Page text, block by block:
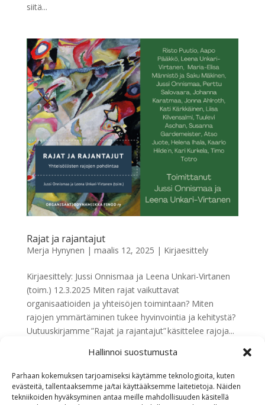
Hallinnoi suostumusta
Parhaan kokemuksen tarjoamiseksi käytämme teknologioita, kuten
evästeitä, tallentaaksemme ja/tai käyttääksemme laitetietoja. Näiden
tekniikoiden hyväksyminen antaa meille mahdollisuuden käsitellä
siitä...
Rajat ja rajantajut
Merja Hynynen | maalis 12, 2025 | Kirjaesittely
Kirjaesittely: Jussi Onnismaa ja Leena Unkari-Virtanen
(toim.) 12.3.2025 Miten rajat vaikuttavat
organisaatioiden ja yhteisöjen toimintaan? Miten
rajojen ymmärtäminen tukee hyvinvointia ja kehitystä?
Uutuuskirjamme ”Rajat ja rajantajut” käsittelee rajoja...
Etsi